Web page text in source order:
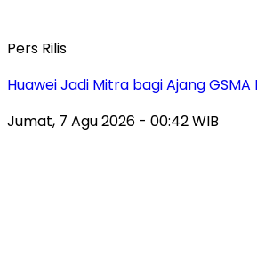
Pers Rilis
Huawei Jadi Mitra bagi Ajang GSMA
Jumat, 7 Agu 2026 - 00:42 WIB